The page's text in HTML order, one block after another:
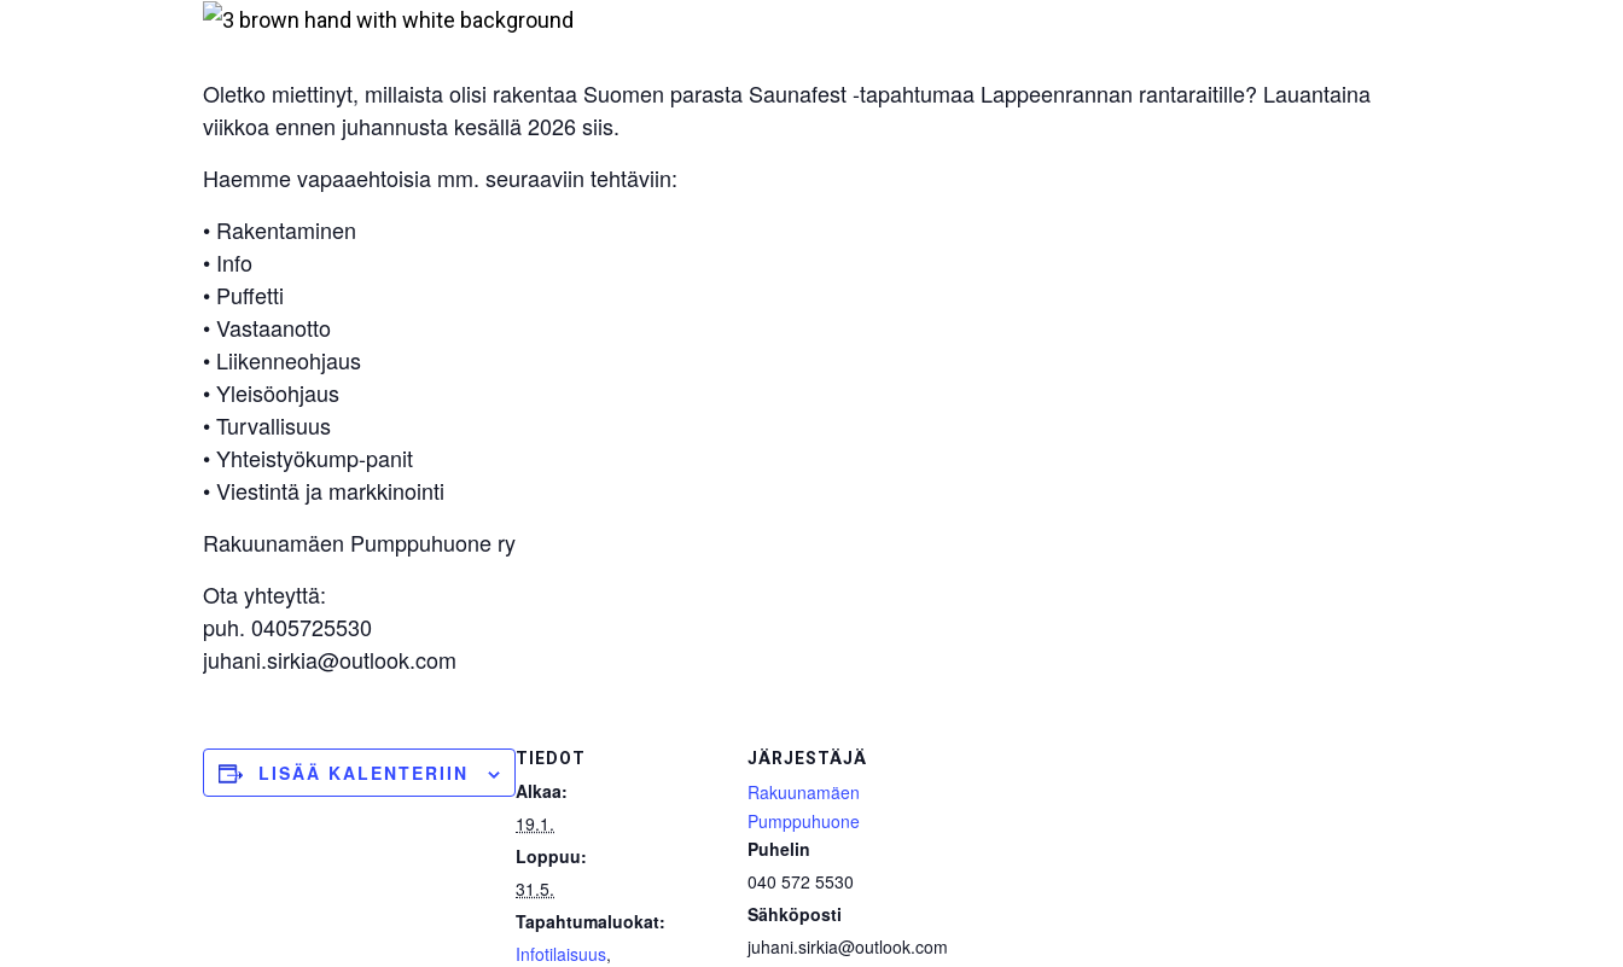
Oletko miettinyt, millaista olisi rakentaa Suomen parasta Saunafest -tapahtumaa Lappeenrannan rantaraitille? Lauantaina
viikkoa ennen juhannusta kesällä 2026 siis.
Haemme vapaaehtoisia mm. seuraaviin tehtäviin:
• Rakentaminen
• Info
• Puffetti
• Vastaanotto
• Liikenneohjaus
• Yleisöohjaus
• Turvallisuus
• Yhteistyökump-panit
• Viestintä ja markkinointi
Rakuunamäen Pumppuhuone ry
Ota yhteyttä:
puh. 0405725530
juhani.sirkia@outlook.com
LISÄÄ KALENTERIIN
TIEDOT
Alkaa:
19.1.
Loppuu:
31.5.
Tapahtumaluokat:
Infotilaisuus,
JÄRJESTÄJÄ
Rakuunamäen
Pumppuhuone
Puhelin
040 572 5530
Sähköposti
juhani.sirkia@outlook.com